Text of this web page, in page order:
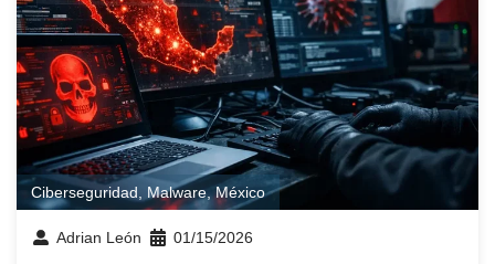
Ciberseguridad Malware,México
Adrian León 01/15/2026